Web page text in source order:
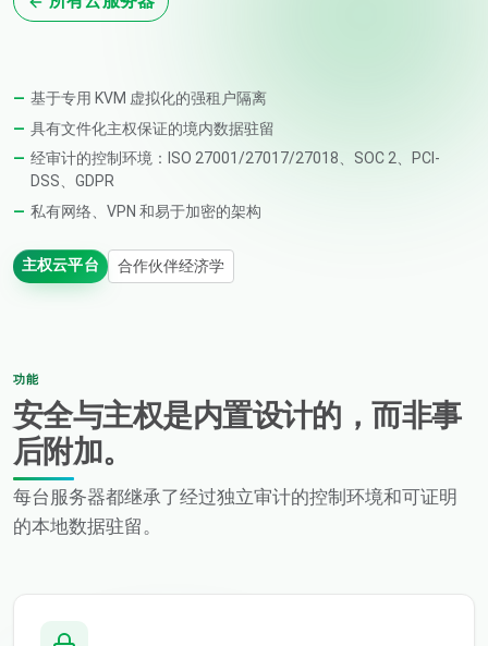
基于专用 KVM 虚拟化的强租户隔离
具有文件化主权保证的境内数据驻留
经审计的控制环境：ISO 27001/27017/27018、SOC 2、PCI-
DSS、GDPR
私有网络、VPN 和易于加密的架构
主权云平台 合作伙伴经济学
功能
安全与主权是内置设计的，而非事
后附加。
每台服务器都继承了经过独立审计的控制环境和可证明
的本地数据驻留。